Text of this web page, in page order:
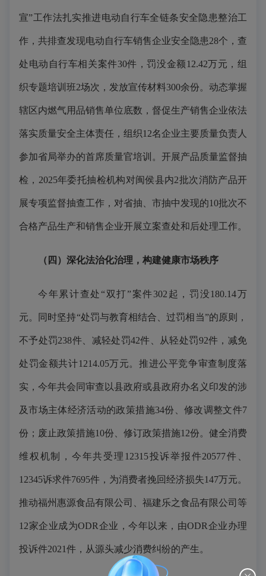
宣”工作法扎实推进电动自行车全链条安全隐患整治工
作，共排查发现电动自行车销售企业安全隐患28个，查
处电动自行车相关案件30件，罚没金额12.42万元，组
织专题培训班2场次，发放宣传材料300余份。动态掌握
辖区内燃气用品销售单位底数，督促生产销售企业依法
落实质量安全主体责任，组织12名企业主要质量负责人
参加省局举办的首席质量官培训。开展产品质量监督抽
检，2025年委托抽检机构对闽侯县内2批次消防产品开
展专项监督抽查工作，对省抽、市抽中发现的10批次不
合格产品生产和销售企业开展立案查处和后处理工作。
（四） 深化法治化治理，构建健康市场秩序
今年累计查处“双打”案件302起，罚没180.14万
元。同时坚持“处罚与教育相结合、过罚相当”的原则，
不予处罚238件、减轻处罚42件、从轻处罚92件，减免
处罚金额共计1214.05万元。推进公平竞争审查制度落
实，今年共会同审查以县政府或县政府办名义印发的涉
及市场主体经济活动的政策措施34份、修改调整文件7
份；废止政策措施10份、修订政策措施12份。健全消费
维权机制，今年共受理12315投诉举报件20577件、
12345诉求件7695件，为消费者挽回经济损失147万元。
推动福州惠源食品有限公司、福建乐之食品有限公司等
12家企业成为ODR企业，今年以来，由ODR企业办理
投诉件2021件，从源头减少消费纠纷的产生。